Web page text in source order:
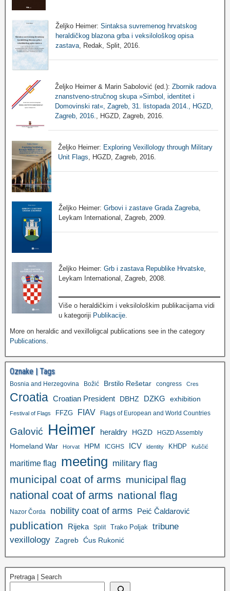
Željko Heimer: Sintaksa suvremenog hrvatskog
heraldičkog blazona grba i veksilološkog opisa
zastava, Redak, Split, 2016.
Željko Heimer & Marin Sabolović (ed.): Zbornik radova
znanstveno-stručnog skupa »Simbol, identitet i
Domovinski rat«, Zagreb, 31. listopada 2014., HGZD,
Zagreb, 2016.
, HGZD, Zagreb, 2016.
Željko Heimer: Exploring Vexillology through Military
Unit Flags , HGZD, Zagreb, 2016.
Željko Heimer: Grbovi i zastave Grada Zagreba
Leykam International, Zagreb, 2009.
Željko Heimer:Grb i zastava Republike Hrvatske
Leykam International, Zagreb, 2008.
Više o heraldičkim i veksilološkim publikacijama vidi
u kategoriji Publikacije.
More on heraldic and vexilloligcal publications see in the category
Publications.
Oznake | Tags
Bosnia and Herzegovina Božić Brstilo Rešetar congress Cres
Croatia Croatian President DBHZ DZKG exhibition
Festival of Flags FFZG FIAV Flags of European and World Countries
Galović Heimer heraldry HGZD HGZD Assembly
Homeland War Horvat HPM ICGHS ICV identity KHDP Kuščić
maritime flag meeting military flag
municipal coat of arms municipal flag
national coat of arms national flag
Nazor Čorda nobility coat of arms Peić Čaldarović
publication Rijeka Split Trako Poljak tribune
vexillology Zagreb Ćus Rukonić
Pretraga | Search